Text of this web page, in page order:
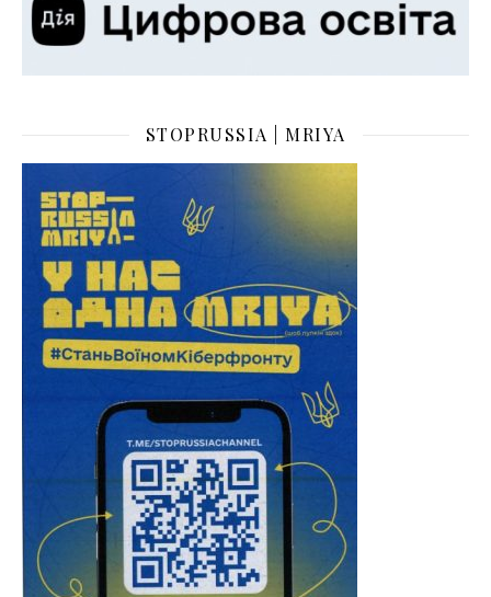
STOPRUSSIA | MRIYA